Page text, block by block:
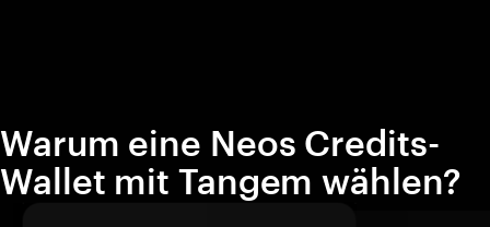
Warum eine Neos Credits-
Wallet mit Tangem wählen?